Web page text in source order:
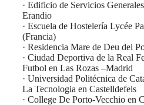
· Edificio de Servicios
Erandio
· Escuela de Hostelería Lycée
(Francia)
· Residencia Mare de Deu del
· Ciudad Deportiva de la Real
Futbol en Las Rozas –Madrid
· Universidad Politécnica de
La Tecnologia en Castelldefels
· College De Porto-Vecchio en